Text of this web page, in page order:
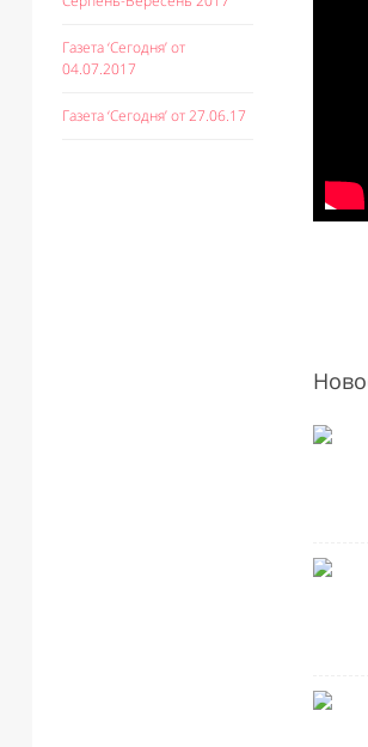
Газета ‘Сегодня’ от
04.07.2017
Газета ‘Сегодня’ от 27.06.17